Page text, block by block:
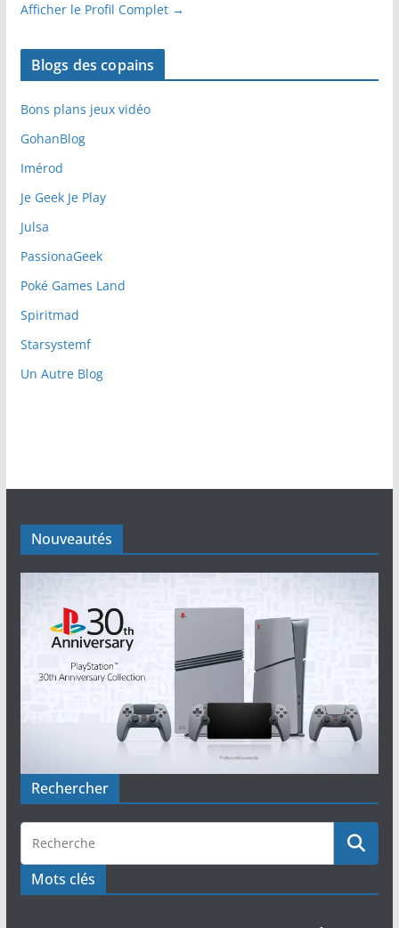
Afficher le Profil Complet →
Blogs des copains
Bons plans jeux vidéo
GohanBlog
Imérod
Je Geek Je Play
Julsa
PassionaGeek
Poké Games Land
Spiritmad
Starsystemf
Un Autre Blog
Nouveautés
Rechercher
Mots clés